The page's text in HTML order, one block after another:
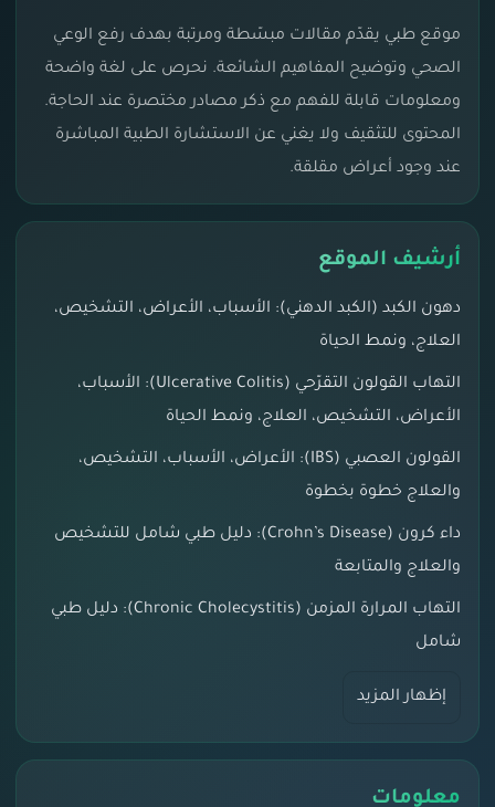
موقع طبي يقدّم مقالات مبسّطة ومرتبة بهدف رفع الوعي
الصحي وتوضيح المفاهيم الشائعة. نحرص على لغة واضحة
ومعلومات قابلة للفهم مع ذكر مصادر مختصرة عند الحاجة.
المحتوى للتثقيف ولا يغني عن الاستشارة الطبية المباشرة
عند وجود أعراض مقلقة.
أرشيف الموقع
دهون الكبد (الكبد الدهني): الأسباب، الأعراض، التشخيص،
العلاج، ونمط الحياة
التهاب القولون التقرّحي (Ulcerative Colitis): الأسباب،
الأعراض، التشخيص، العلاج، ونمط الحياة
القولون العصبي (IBS): الأعراض، الأسباب، التشخيص،
والعلاج خطوة بخطوة
داء كرون (Crohn’s Disease): دليل طبي شامل للتشخيص
والعلاج والمتابعة
التهاب المرارة المزمن (Chronic Cholecystitis): دليل طبي
شامل
إظهار المزيد
معلومات